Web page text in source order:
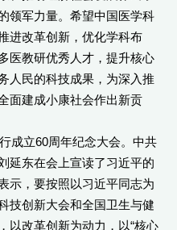
领军力量。希望中国医学科
进改革创新，优化学科布
医教研优秀人才，提升核心
人民的科技成果，为深入推
面建成小康社会作出新贡
成立60周年纪念大会。中共
延东在会上宣读了习近平的
示，要按照以习近平同志为
技创新大会和全国卫生与健
以改革创新为动力，以“核心